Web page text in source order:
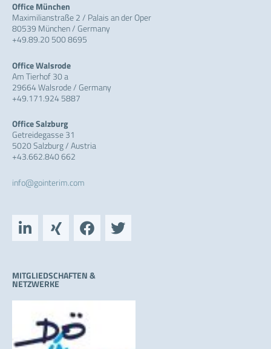
Office München
Maximilianstraße 2 / Palais an der Oper
80539 München / Germany
+49.89.20 500 8695
Office Walsrode
Am Tierhof 30 a
29664 Walsrode / Germany
+49.171.924 5887
Office Salzburg
Getreidegasse 31
5020 Salzburg / Austria
+43.662.840 662
info@gointerim.com
L
i
e
d
-
X
i
F
a
b
k
T
w
MITGLIEDSCHAFTEN &
NETZWERKE